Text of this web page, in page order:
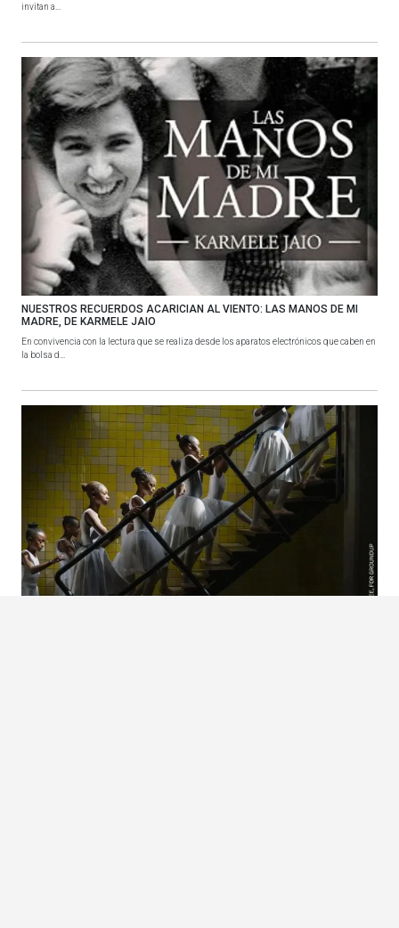
invitan a...
NUESTROS RECUERDOS ACARICIAN AL VIENTO: LAS MANOS DE MI
MADRE, DE KARMELE JAIO
En convivencia con la lectura que se realiza desde los aparatos electrónicos que caben en
la bolsa d...